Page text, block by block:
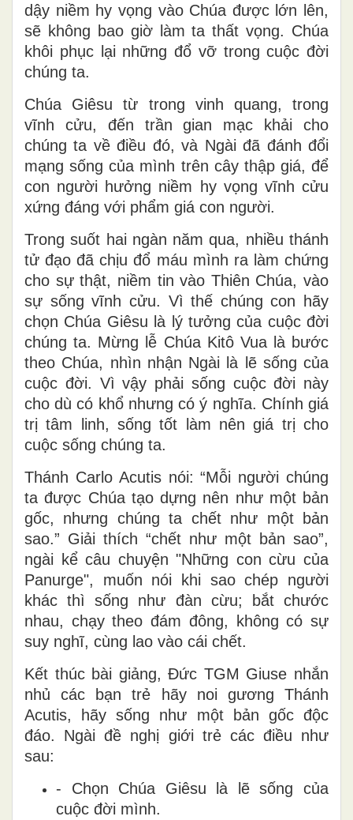
dậy niềm hy vọng vào Chúa được lớn lên,
sẽ không bao giờ làm ta thất vọng. Chúa
khôi phục lại những đổ vỡ trong cuộc đời
chúng ta.
Chúa Giêsu từ trong vinh quang, trong
vĩnh cửu, đến trần gian mạc khải cho
chúng ta về điều đó, và Ngài đã đánh đổi
mạng sống của mình trên cây thập giá, để
con người hưởng niềm hy vọng vĩnh cửu
xứng đáng với phẩm giá con người.
Trong suốt hai ngàn năm qua, nhiều thánh
tử đạo đã chịu đổ máu mình ra làm chứng
cho sự thật, niềm tin vào Thiên Chúa, vào
sự sống vĩnh cửu. Vì thế chúng con hãy
chọn Chúa Giêsu là lý tưởng của cuộc đời
chúng ta. Mừng lễ Chúa Kitô Vua là bước
theo Chúa, nhìn nhận Ngài là lẽ sống của
cuộc đời. Vì vậy phải sống cuộc đời này
cho dù có khổ nhưng có ý nghĩa. Chính giá
trị tâm linh, sống tốt làm nên giá trị cho
cuộc sống chúng ta.
Thánh Carlo Acutis nói: “Mỗi người chúng
ta được Chúa tạo dựng nên như một bản
gốc, nhưng chúng ta chết như một bản
sao.” Giải thích “chết như một bản sao”,
ngài kể câu chuyện "Những con cừu của
Panurge", muốn nói khi sao chép người
khác thì sống như đàn cừu; bắt chước
nhau, chạy theo đám đông, không có sự
suy nghĩ, cùng lao vào cái chết.
Kết thúc bài giảng, Đức TGM Giuse nhắn
nhủ các bạn trẻ hãy noi gương Thánh
Acutis, hãy sống như một bản gốc độc
đáo. Ngài đề nghị giới trẻ các điều như
sau:
- Chọn Chúa Giêsu là lẽ sống của
cuộc đời mình.